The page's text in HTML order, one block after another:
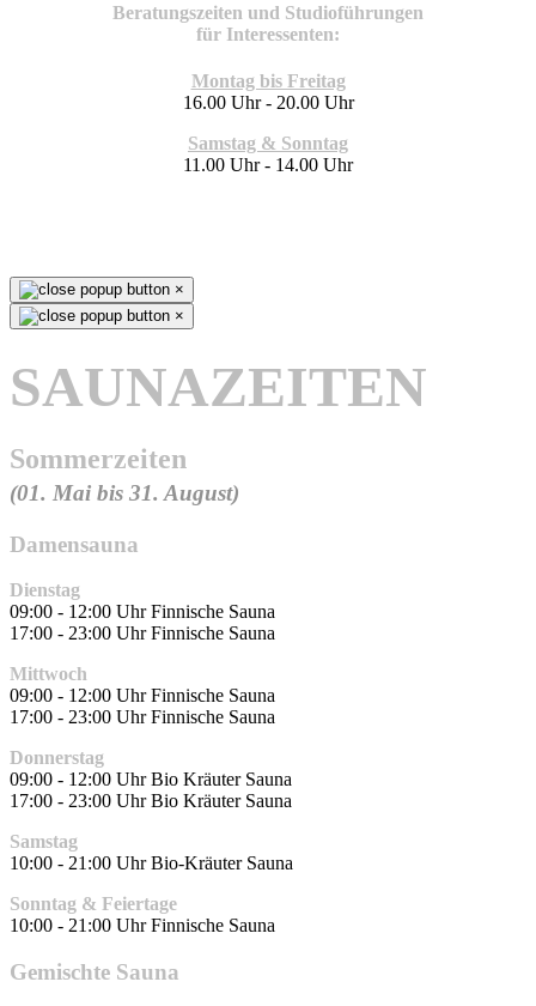
Beratungszeiten und Studioführungen
für Interessenten:
Montag bis Freitag
16.00 Uhr - 20.00 Uhr
Samstag & Sonntag
11.00 Uhr - 14.00 Uhr
×
×
SAUNAZEITEN
Sommerzeiten
(01. Mai bis 31. August)
Damensauna
Dienstag
09:00 - 12:00 Uhr Finnische Sauna
17:00 - 23:00 Uhr Finnische Sauna
Mittwoch
09:00 - 12:00 Uhr Finnische Sauna
17:00 - 23:00 Uhr Finnische Sauna
Donnerstag
09:00 - 12:00 Uhr Bio Kräuter Sauna
17:00 - 23:00 Uhr Bio Kräuter Sauna
Samstag
10:00 - 21:00 Uhr Bio-Kräuter Sauna
Sonntag & Feiertage
10:00 - 21:00 Uhr Finnische Sauna
Gemischte Sauna